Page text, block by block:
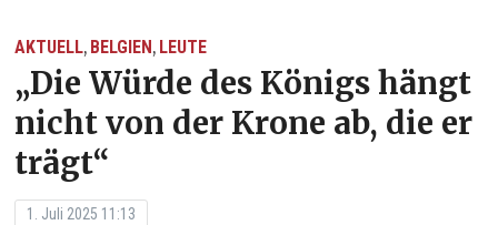
AKTUELL, BELGIEN, LEUTE
„Die Würde des Königs hängt
nicht von der Krone ab, die er
trägt“
1. Juli 2025 11:13